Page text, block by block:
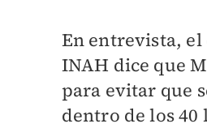
En entrevista,
INAH dice que
para evitar que
dentro de los 40